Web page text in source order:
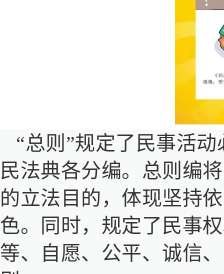
“总则”规定了民事活
民法典各分编。总则编
的立法目的，体现坚持
色。同时，规定了民事
等、自愿、公平、诚信